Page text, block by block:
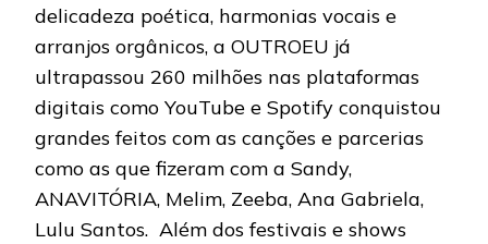
delicadeza poética, harmonias vocais e
arranjos orgânicos, a OUTROEU já
ultrapassou 260 milhões nas plataformas
digitais como YouTube e Spotify conquistou
grandes feitos com as canções e parcerias
como as que fizeram com a Sandy,
ANAVITÓRIA, Melim, Zeeba, Ana Gabriela,
Lulu Santos. Além dos festivais e shows